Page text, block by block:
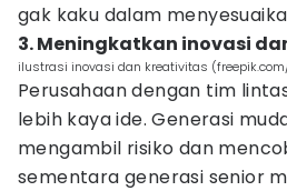
gak kaku dalam
3. Meningkatkan inovasi
ilustrasi inovasi dan kreativitas
Perusahaan dengan tim
lebih kaya ide. Generasi
mengambil risiko dan
sementara generasi senior